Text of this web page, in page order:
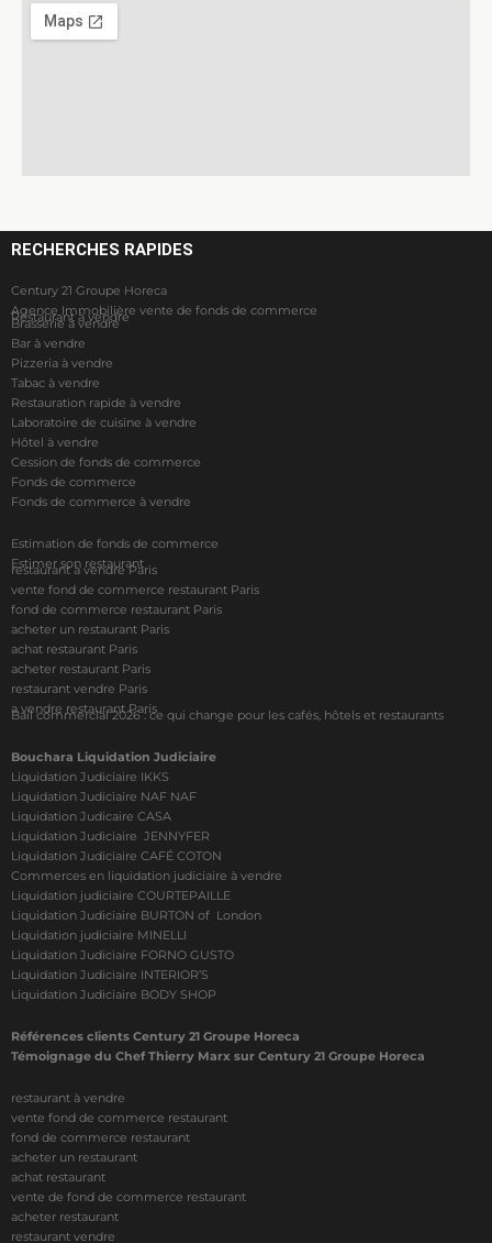
RECHERCHES RAPIDES
Century 21 Groupe Horeca
Agence Immobilière vente de fonds de commerce
Restaurant à vendre
Brasserie à vendre
Bar à vendre
Pizzeria à vendre
Tabac à vendre
Restauration rapide à vendre
Laboratoire de cuisine à vendre
Hôtel à vendre
Cession de fonds de commerce
Fonds de commerce
Fonds de commerce à vendre
Estimation de fonds de commerce
Estimer son restaurant
restaurant à vendre Paris
vente fond de commerce restaurant Paris
fond de commerce restaurant Paris
acheter un restaurant Paris
achat restaurant Paris
acheter restaurant Paris
restaurant vendre Paris
a vendre restaurant Paris
Bail commercial 2026 : ce qui change pour les cafés, hôtels et restaurants
Bouchara Liquidation Judiciaire
Liquidation Judiciaire IKKS
Liquidation Judiciaire NAF NAF
Liquidation Judicaire CASA
Liquidation Judiciaire JENNYFER
Liquidation Judiciaire CAFÉ COTON
Commerces en liquidation judiciaire à vendre
Liquidation judiciaire COURTEPAILLE
Liquidation Judiciaire BURTON of London
Liquidation judiciaire MINELLI
Liquidation Judiciaire FORNO GUSTO
Liquidation Judiciaire INTERIOR’S
Liquidation Judiciaire BODY SHOP
Références clients Century 21 Groupe Horeca
Témoignage du Chef Thierry Marx sur Century 21 Groupe Horeca
restaurant à vendre
vente fond de commerce restaurant
fond de commerce restaurant
acheter un restaurant
achat restaurant
vente de fond de commerce restaurant
acheter restaurant
restaurant vendre